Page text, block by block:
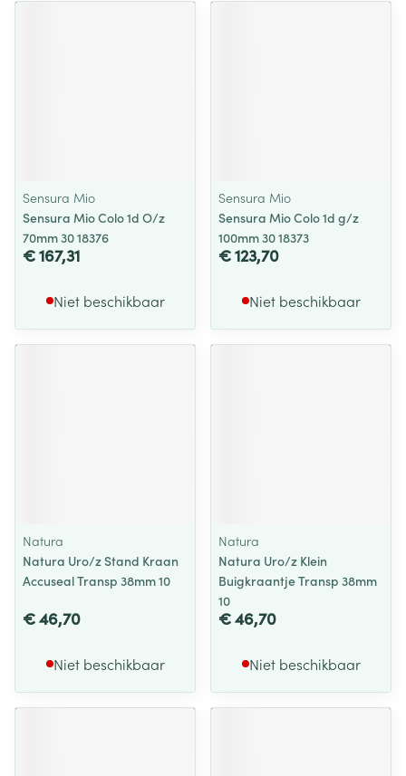
Sensura Mio
Sensura Mio Colo 1d O/z
70mm 30 18376
€ 167,31
Niet beschikbaar
Sensura Mio
Sensura Mio Colo 1d g/z
100mm 30 18373
€ 123,70
Niet beschikbaar
Natura
Natura Uro/z Stand Kraan
Accuseal Transp 38mm 10
€ 46,70
Niet beschikbaar
Natura
Natura Uro/z Klein
Buigkraantje Transp 38mm
10
€ 46,70
Niet beschikbaar